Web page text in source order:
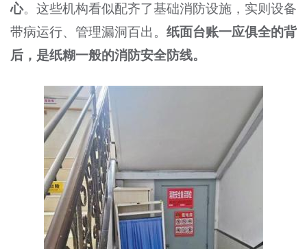
心。这些机构看似配齐了基础消防设施，实则设备
带病运行、管理漏洞百出。纸面台账一应俱全的背
后，是纸糊一般的消防安全防线。